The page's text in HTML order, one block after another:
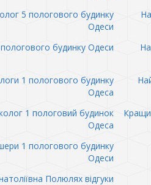
5 пологового будинку
Одеси
будинку Одеси
1 пологового будинку
Одеса
1 пологовий будинок
Одеса
1 пологового будинку
Одеси
Полюлях відгуки